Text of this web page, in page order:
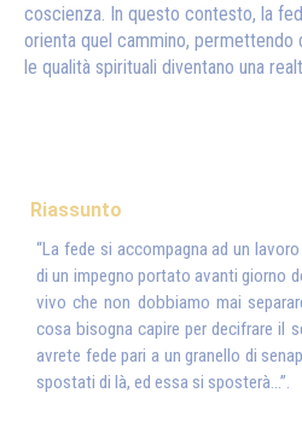
coscienza. In questo contesto, la
orienta quel cammino, permettendo
le qualità spirituali diventano una
Riassunto
“La fede si accompagna ad un
di un impegno portato avanti giorno
vivo che non dobbiamo mai
cosa bisogna capire per decifrare il
avrete fede pari a un granello di
spostati di là, ed essa si sposterà...”.